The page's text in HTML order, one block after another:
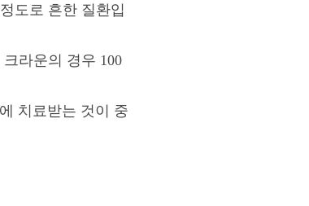
도로 흔한 질환입
라운의 경우 100
치료받는 것이 중